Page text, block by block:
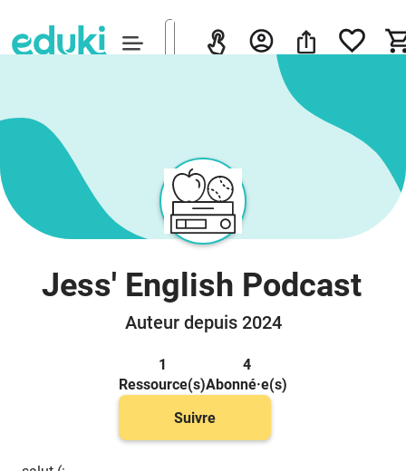
Jess' English Podcast
Auteur depuis 2024
1
Ressource(s)
4
Abonné·e(s)
Suivre